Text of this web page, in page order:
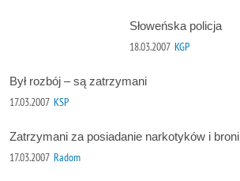
Słoweńska policja
18.03.2007 KGP
Był rozbój – są zatrzymani
17.03.2007 KSP
Zatrzymani za posiadanie narkotyków i broni
17.03.2007 Radom